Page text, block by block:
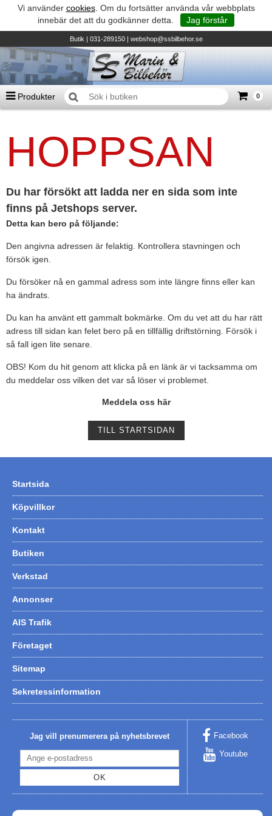
Vi använder cookies. Om du fortsätter använda vår webbplats
innebär det att du godkänner detta.
Jag förstår
Butik| 031-289150 | webshop@ssbilbehor.se
Produkter 0
TILL KASSAN
Biltillbehör och reservdelar - BDS
Micore • Båtar
Suzuki - Utombordare
Suzumar - Gummibåtar
Honda - Utombordare
HonWave - Gummibåtar
Tohatsu - Utombordare
TK Trailer
Volvo Penta Servicedelar
Yanmar Servicedelar
Lowrance
Simrad
B&G
Hummertina
Varta - Batterier
Victron - Batteriladdare
CTEK - Batteriladdare
Webasto - Dieselvärmare
Calix - Packline - Takboxar
Thule - Takboxar
Begagnade Motorer & Båtar
HOPPSAN
Du har försökt att ladda ner en sida som inte
finns på Jetshops server.
Detta kan bero på följande:
Den angivna adressen är felaktig. Kontrollera stavningen och
försök igen.
Du försöker nå en gammal adress som inte längre finns eller kan
ha ändrats.
Du kan ha använt ett gammalt bokmärke. Om du vet att du har rätt
adress till sidan kan felet bero på en tillfällig driftstörning. Försök i
så fall igen lite senare.
OBS! Kom du hit genom att klicka på en länk är vi tacksamma om
du meddelar oss vilken det var så löser vi problemet.
Meddela oss här
TILL STARTSIDAN
Startsida
Köpvillkor
Kontakt
Butiken
Verkstad
Annonser
AIS Trafik
Företaget
Sitemap
Sekretessinformation
Jag vill prenumerera på nyhetsbrevet
OK
Facebook
Youtube